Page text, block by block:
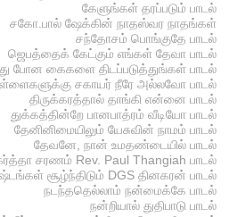
கேளுங்கள் தரப்படும் பாடல்
சகோ.பால் ஷேக்கின் நாதஸ்வர நாதங்கள்
சந்தோசம் பொங்குதே பாடல்
ஜெபத்தைக் கேட்கும் எங்கள் தேவா பாடல்
போன கைகளை திடப்படுத்துங்கள் பாடல்
சகாயர் நீரே அல்லவோ பாடல்
திருக்கரத்தால் தாங்கி என்னை பாடல்
துக்கத்தின்றே பானபாத்ரம் வீடியோ பாடல்
தேனினிமையிலும் யேசுவின் நாமம் பாடல்
தேவனே, நான் உமதண்டையில் பாடல்
சரணம் Rev. Paul Thangiah பாடல்
சூழ்ந்திடும் DGS தினகரன் பாடல்
நடந்ததெல்லாம் நன்மைக்கே பாடல்
நன்றியால் துதிபாடு பாடல்